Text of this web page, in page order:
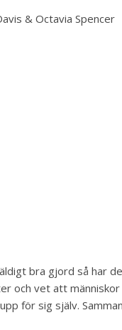
& Octavia Spencer
bra gjord så har
och vet att
för sig själv.